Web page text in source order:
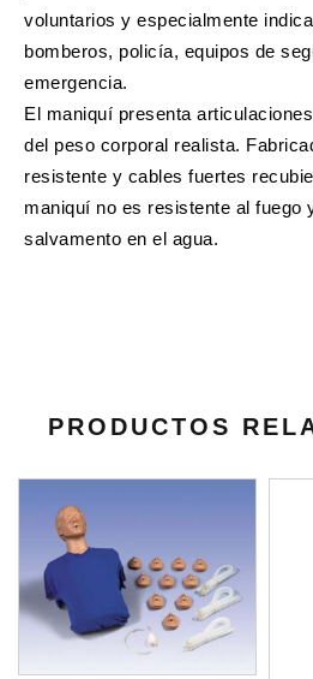
voluntarios y especialmente
bomberos, policía, equipos de
emergencia.
El maniquí presenta
del peso corporal realista.
resistente y cables fuertes
maniquí no es resistente al fuego
salvamento en el agua.
PRODUCTOS